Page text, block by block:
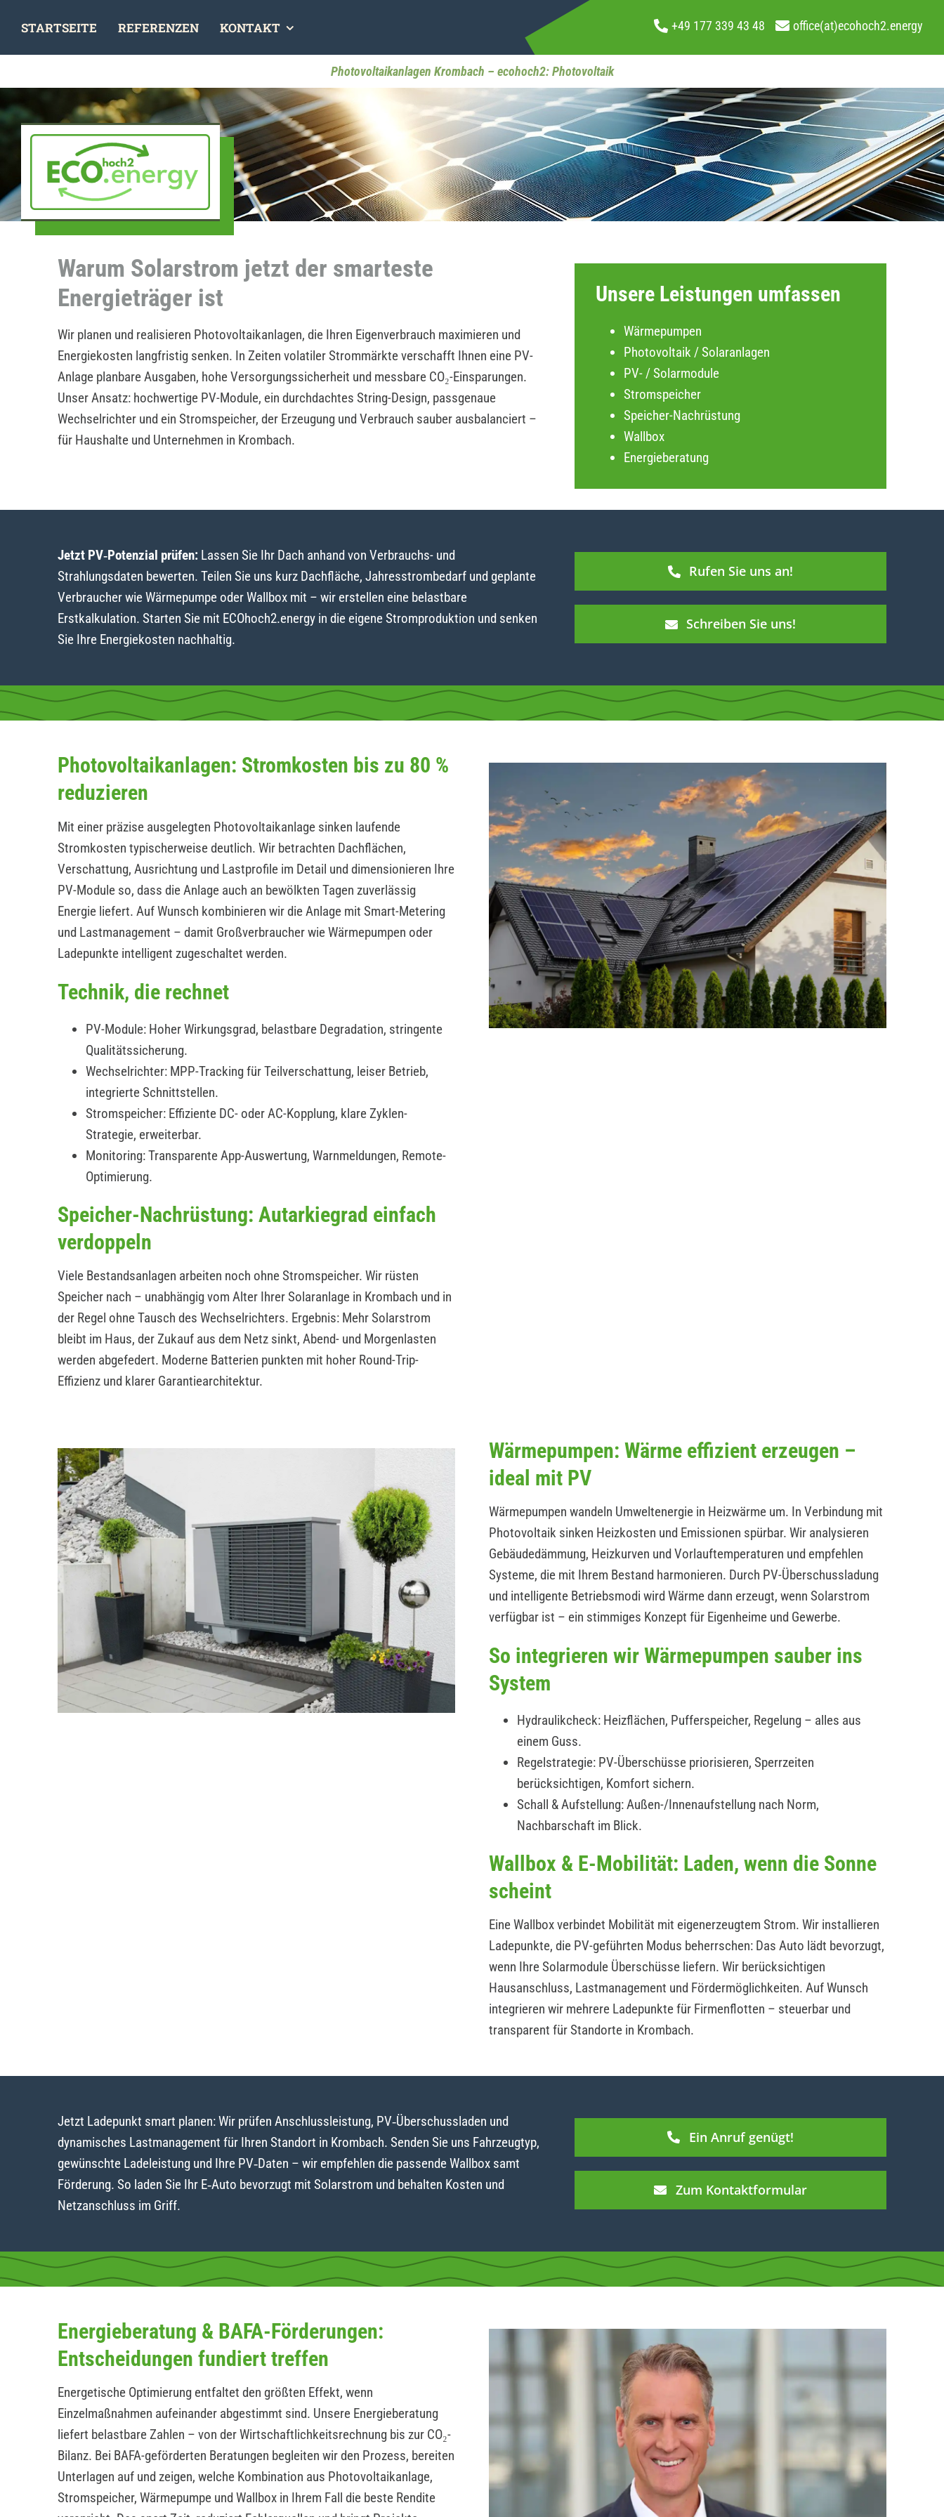
content
STARTSEITE REFERENZEN KONTAKT +49 177 339 43 48 office(at)ecohoch2.energy
Photovoltaikanlagen Krombach – ecohoch2: Photovoltaik
Warum Solarstrom jetzt der smarteste
Energieträger ist
Wir planen und realisieren Photovoltaikanlagen, die Ihren Eigenverbrauch maximieren und
Energiekosten langfristig senken. In Zeiten volatiler Strommärkte verschafft Ihnen eine PV-
Anlage planbare Ausgaben, hohe Versorgungssicherheit und messbare CO₂-Einsparungen.
Unser Ansatz: hochwertige PV-Module, ein durchdachtes String-Design, passgenaue
Wechselrichter und ein Stromspeicher, der Erzeugung und Verbrauch sauber ausbalanciert –
für Haushalte und Unternehmen in Krombach.
Unsere Leistungen umfassen
Wärmepumpen
Photovoltaik / Solaranlagen
PV- / Solarmodule
Stromspeicher
Speicher-Nachrüstung
Wallbox
Energieberatung
Jetzt PV‑Potenzial prüfen:Lassen Sie Ihr Dach anhand von Verbrauchs- und
Strahlungsdaten bewerten. Teilen Sie uns kurz Dachfläche, Jahresstrombedarf und geplante
Verbraucher wie Wärmepumpe oder Wallbox mit – wir erstellen eine belastbare
Erstkalkulation. Starten Sie mit ECOhoch2.energy in die eigene Stromproduktion und senken
Sie Ihre Energiekosten nachhaltig.
Rufen Sie uns an!
Schreiben Sie uns!
Photovoltaikanlagen: Stromkosten bis zu 80 %
reduzieren
Mit einer präzise ausgelegten Photovoltaikanlage sinken laufende
Stromkosten typischerweise deutlich. Wir betrachten Dachflächen,
Verschattung, Ausrichtung und Lastprofile im Detail und dimensionieren Ihre
PV-Module so, dass die Anlage auch an bewölkten Tagen zuverlässig
Energie liefert. Auf Wunsch kombinieren wir die Anlage mit Smart-Metering
und Lastmanagement – damit Großverbraucher wie Wärmepumpen oder
Ladepunkte intelligent zugeschaltet werden.
Technik, die rechnet
PV-Module: Hoher Wirkungsgrad, belastbare Degradation, stringente
Qualitätssicherung.
Wechselrichter: MPP-Tracking für Teilverschattung, leiser Betrieb,
integrierte Schnittstellen.
Stromspeicher: Effiziente DC- oder AC-Kopplung, klare Zyklen-
Strategie, erweiterbar.
Monitoring: Transparente App-Auswertung, Warnmeldungen, Remote-
Optimierung.
Speicher-Nachrüstung: Autarkiegrad einfach
verdoppeln
Viele Bestandsanlagen arbeiten noch ohne Stromspeicher. Wir rüsten
Speicher nach – unabhängig vom Alter Ihrer Solaranlage in Krombach und in
der Regel ohne Tausch des Wechselrichters. Ergebnis: Mehr Solarstrom
bleibt im Haus, der Zukauf aus dem Netz sinkt, Abend- und Morgenlasten
werden abgefedert. Moderne Batterien punkten mit hoher Round-Trip-
Effizienz und klarer Garantiearchitektur.
Wärmepumpen: Wärme effizient erzeugen –
ideal mit PV
Wärmepumpen wandeln Umweltenergie in Heizwärme um. In Verbindung mit
Photovoltaik sinken Heizkosten und Emissionen spürbar. Wir analysieren
Gebäudedämmung, Heizkurven und Vorlauftemperaturen und empfehlen
Systeme, die mit Ihrem Bestand harmonieren. Durch PV-Überschussladung
und intelligente Betriebsmodi wird Wärme dann erzeugt, wenn Solarstrom
verfügbar ist – ein stimmiges Konzept für Eigenheime und Gewerbe.
So integrieren wir Wärmepumpen sauber ins
System
Hydraulikcheck: Heizflächen, Pufferspeicher, Regelung – alles aus
einem Guss.
Regelstrategie: PV-Überschüsse priorisieren, Sperrzeiten
berücksichtigen, Komfort sichern.
Schall & Aufstellung: Außen-/Innenaufstellung nach Norm,
Nachbarschaft im Blick.
Wallbox & E-Mobilität: Laden, wenn die Sonne
scheint
Eine Wallbox verbindet Mobilität mit eigenerzeugtem Strom. Wir installieren
Ladepunkte, die PV-geführten Modus beherrschen: Das Auto lädt bevorzugt,
wenn Ihre Solarmodule Überschüsse liefern. Wir berücksichtigen
Hausanschluss, Lastmanagement und Fördermöglichkeiten. Auf Wunsch
integrieren wir mehrere Ladepunkte für Firmenflotten – steuerbar und
transparent für Standorte in Krombach.
Jetzt Ladepunkt smart planen: Wir prüfen Anschlussleistung, PV‑Überschussladen und
dynamisches Lastmanagement für Ihren Standort in Krombach. Senden Sie uns Fahrzeugtyp,
gewünschte Ladeleistung und Ihre PV‑Daten – wir empfehlen die passende Wallbox samt
Förderung. So laden Sie Ihr E‑Auto bevorzugt mit Solarstrom und behalten Kosten und
Netzanschluss im Griff.
Ein Anruf genügt!
Zum Kontaktformular
Energieberatung & BAFA-Förderungen:
Entscheidungen fundiert treffen
Energetische Optimierung entfaltet den größten Effekt, wenn
Einzelmaßnahmen aufeinander abgestimmt sind. Unsere Energieberatung
liefert belastbare Zahlen – von der Wirtschaftlichkeitsrechnung bis zur CO₂-
Bilanz. Bei BAFA-geförderten Beratungen begleiten wir den Prozess, bereiten
Unterlagen auf und zeigen, welche Kombination aus Photovoltaikanlage,
Stromspeicher, Wärmepumpe und Wallbox in Ihrem Fall die beste Rendite